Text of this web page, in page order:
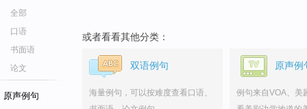
全部
口语
书面语
论文
原声例句
或者看看其他分类：
双语例句
海量例句，可以按难度查看口语、
原声例
例句来自VOA、美